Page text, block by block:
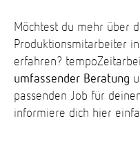
Möchtest du mehr über
Produktionsmitarbeiter
erfahren?
umfassender Beratung
passenden Job für
informiere dich hier